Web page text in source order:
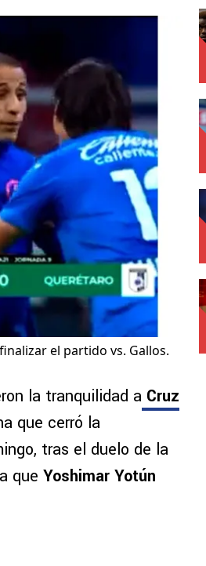
el partido vs. Gallos.
la tranquilidad a Cruz
que cerró la
tras el duelo de la
que Yoshimar Yotún